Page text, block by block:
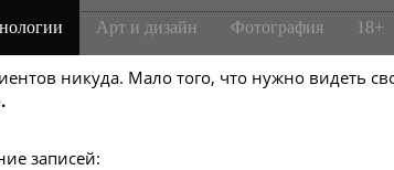
никуда. Мало того, что нужно
записей:
Арт и дизайн Фотография 18+